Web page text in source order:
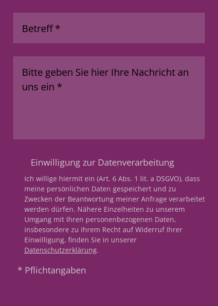
Betreff*
Bitte geben Sie hier Ihre Nachricht an
uns ein *
Einwilligung zur Datenverarbeitung
Ich willige hiermit ein (Art. 6 Abs. 1 lit. a DSGVO), dass
meine persönlichen Daten gespeichert und zu
Zwecken der Beantwortung meiner Anfrage verarbeitet
werden dürfen. Nähere Einzelheiten zu unserem
Umgang mit Ihren personenbezogenen Daten,
insbesondere zu Ihrem Recht auf Widerruf Ihrer
Einwilligung, finden Sie in unserer
Datenschutzerklärung.
* Pflichtangaben